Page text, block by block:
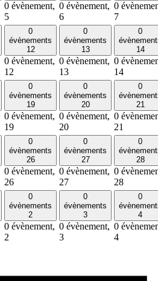
0 évènement,
5
0 évènement,
6
0
7
0
évènements
12
0 évènement,
12
0
évènements
13
0 évènement,
13
0
14
0
14
0
évènements
19
0 évènement,
19
0
évènements
20
0 évènement,
20
0
21
0
21
0
évènements
26
0 évènement,
26
0
évènements
27
0 évènement,
27
0
28
0
28
0
évènements
2
0 évènement,
2
0
évènements
3
0 évènement,
3
0
4
0
4